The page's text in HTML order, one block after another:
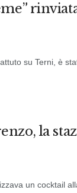
su Terni, è
la
un cocktail